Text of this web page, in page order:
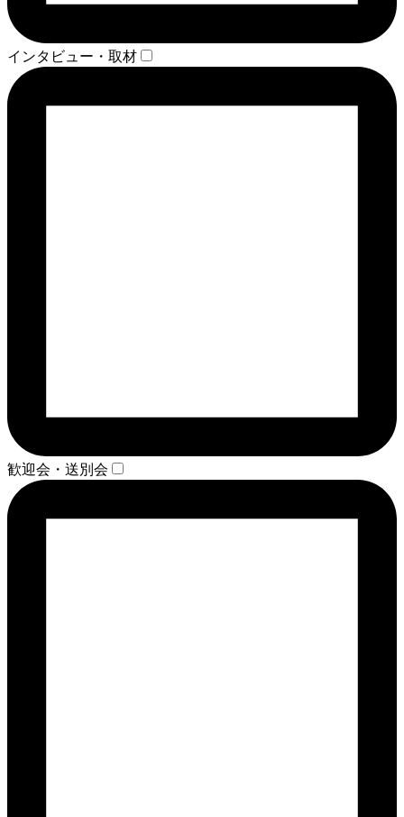
インタビュー・取材
歓迎会・送別会